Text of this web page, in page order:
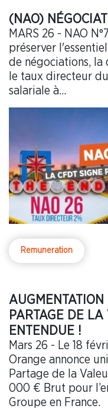
(NAO)
MARS 26 - NAO
préserver
de négociations,
le taux directeur
salariale à...
Remuneration
PARTAGE DE
ENTENDUE !
Mars 26 - Le 18
Orange annonce
Partage de la
000 € Brut pour
Groupe en France.